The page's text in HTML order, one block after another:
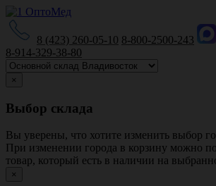
8 (423) 260-05-10 8-800-2500-243
8-914-329-38-80
×
Выбор склада
Вы уверены, что хотите изменить выбор
При изменении города в корзину можно
товар, который есть в наличии на
×